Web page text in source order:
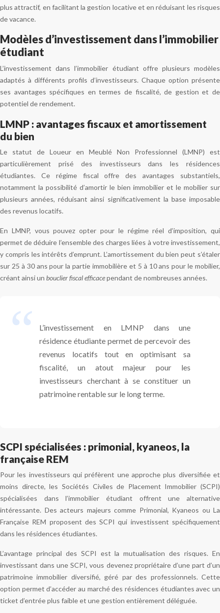
plus attractif, en facilitant la gestion locative et en réduisant les risques
de vacance.
Modèles d’investissement dans l’immobilier
étudiant
L’investissement dans l’immobilier étudiant offre plusieurs modèles
adaptés à différents profils d’investisseurs. Chaque option présente
ses avantages spécifiques en termes de fiscalité, de gestion et de
potentiel de rendement.
LMNP : avantages fiscaux et amortissement
du bien
Le statut de Loueur en Meublé Non Professionnel (LMNP) est
particulièrement prisé des investisseurs dans les résidences
étudiantes. Ce régime fiscal offre des avantages substantiels,
notamment la possibilité d’amortir le bien immobilier et le mobilier sur
plusieurs années, réduisant ainsi significativement la base imposable
des revenus locatifs.
En LMNP, vous pouvez opter pour le régime réel d’imposition, qui
permet de déduire l’ensemble des charges liées à votre investissement,
y compris les intérêts d’emprunt. L’amortissement du bien peut s’étaler
sur 25 à 30 ans pour la partie immobilière et 5 à 10 ans pour le mobilier,
créant ainsi un bouclier fiscal efficacependant de nombreuses années.
L’investissement en LMNP dans une
résidence étudiante permet de percevoir des
revenus locatifs tout en optimisant sa
fiscalité, un atout majeur pour les
investisseurs cherchant à se constituer un
patrimoine rentable sur le long terme.
SCPI spécialisées : primonial, kyaneos, la
française REM
Pour les investisseurs qui préfèrent une approche plus diversifiée et
moins directe, les Sociétés Civiles de Placement Immobilier (SCPI)
spécialisées dans l’immobilier étudiant offrent une alternative
intéressante. Des acteurs majeurs comme Primonial, Kyaneos ou La
Française REM proposent des SCPI qui investissent spécifiquement
dans les résidences étudiantes.
L’avantage principal des SCPI est la mutualisation des risques. En
investissant dans une SCPI, vous devenez propriétaire d’une part d’un
patrimoine immobilier diversifié, géré par des professionnels. Cette
option permet d’accéder au marché des résidences étudiantes avec un
ticket d’entrée plus faible et une gestion entièrement déléguée.